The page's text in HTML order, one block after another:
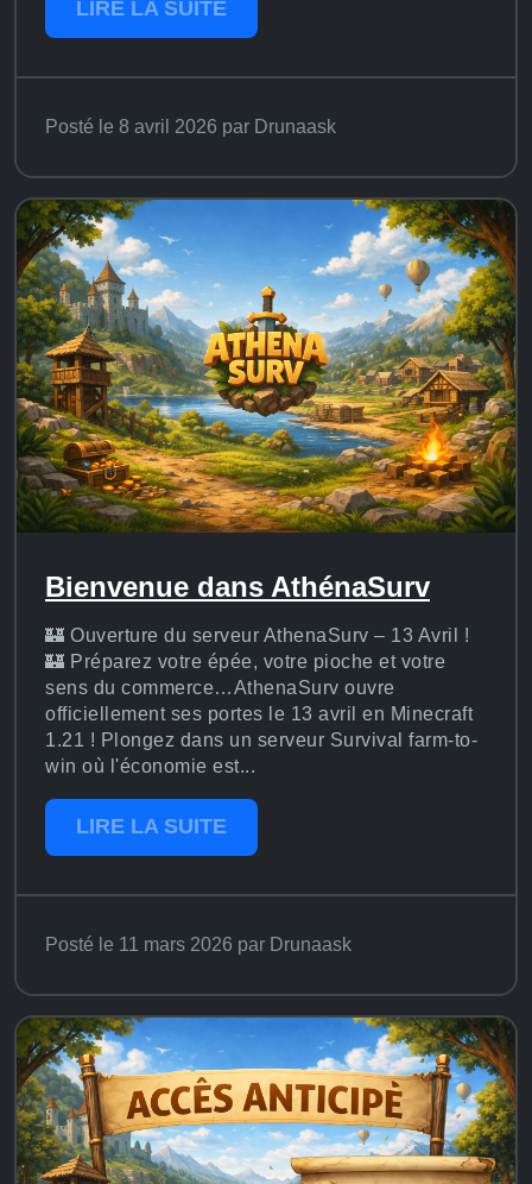
LIRE LA SUITE
Posté le 8 avril 2026 par Drunaask
Bienvenue dans AthénaSurv
🏰 Ouverture du serveur AthenaSurv – 13 Avril !
🏰 Préparez votre épée, votre pioche et votre
sens du commerce…AthenaSurv ouvre
officiellement ses portes le 13 avril en Minecraft
1.21 ! Plongez dans un serveur Survival farm-to-
win où l'économie est...
LIRE LA SUITE
Posté le 11 mars 2026 par Drunaask